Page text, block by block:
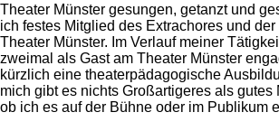
Theater Münster gesungen, getanzt und
ich festes Mitglied des Extrachores und
Theater Münster. Im Verlauf meiner
zweimal als Gast am Theater Münster
kürzlich eine theaterpädagogische
mich gibt es nichts Großartigeres als gutes
ob ich es auf der Bühne oder im Publikum